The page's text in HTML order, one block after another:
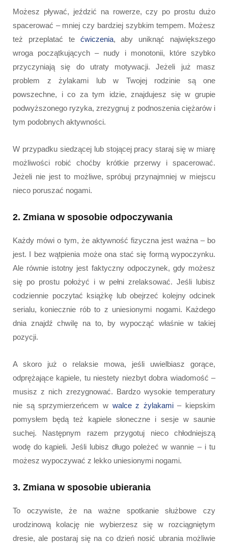
Możesz pływać, jeździć na rowerze, czy po prostu dużo
spacerować – mniej czy bardziej szybkim tempem. Możesz
też przeplatać te ćwiczenia, aby uniknąć największego
wroga początkujących – nudy i monotonii, które szybko
przyczyniają się do utraty motywacji. Jeżeli już masz
problem z żylakami lub w Twojej rodzinie są one
powszechne, i co za tym idzie, znajdujesz się w grupie
podwyższonego ryzyka, zrezygnuj z podnoszenia ciężarów i
tym podobnych aktywności.
W przypadku siedzącej lub stojącej pracy staraj się w miarę
możliwości robić choćby krótkie przerwy i spacerować.
Jeżeli nie jest to możliwe, spróbuj przynajmniej w miejscu
nieco poruszać nogami.
2. Zmiana w sposobie odpoczywania
Każdy mówi o tym, że aktywność fizyczna jest ważna – bo
jest. I bez wątpienia może ona stać się formą wypoczynku.
Ale równie istotny jest faktyczny odpoczynek, gdy możesz
się po prostu położyć i w pełni zrelaksować. Jeśli lubisz
codziennie poczytać książkę lub obejrzeć kolejny odcinek
serialu, koniecznie rób to z uniesionymi nogami. Każdego
dnia znajdź chwilę na to, by wypocząć właśnie w takiej
pozycji.
A skoro już o relaksie mowa, jeśli uwielbiasz gorące,
odprężające kąpiele, tu niestety niezbyt dobra wiadomość –
musisz z nich zrezygnować. Bardzo wysokie temperatury
nie są sprzymierzeńcem w walce z żylakami– kiepskim
pomysłem będą też kąpiele słoneczne i sesje w saunie
suchej. Następnym razem przygotuj nieco chłodniejszą
wodę do kąpieli. Jeśli lubisz długo poleżeć w wannie – i tu
możesz wypoczywać z lekko uniesionymi nogami.
3. Zmiana w sposobie ubierania
To oczywiste, że na ważne spotkanie służbowe czy
urodzinową kolację nie wybierzesz się w rozciągniętym
dresie, ale postaraj się na co dzień nosić ubrania możliwie